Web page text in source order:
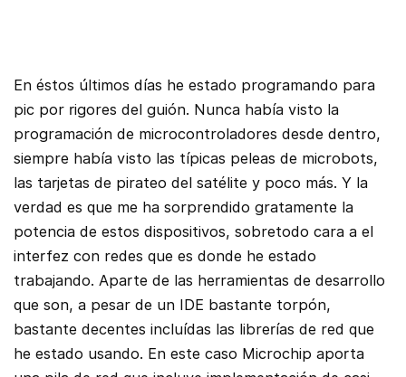
En éstos últimos días he estado programando para
pic por rigores del guión. Nunca había visto la
programación de microcontroladores desde dentro,
siempre había visto las típicas peleas de microbots,
las tarjetas de pirateo del satélite y poco más. Y la
verdad es que me ha sorprendido gratamente la
potencia de estos dispositivos, sobretodo cara a el
interfez con redes que es donde he estado
trabajando. Aparte de las herramientas de desarrollo
que son, a pesar de un IDE bastante torpón,
bastante decentes incluídas las librerías de red que
he estado usando. En este caso Microchip aporta